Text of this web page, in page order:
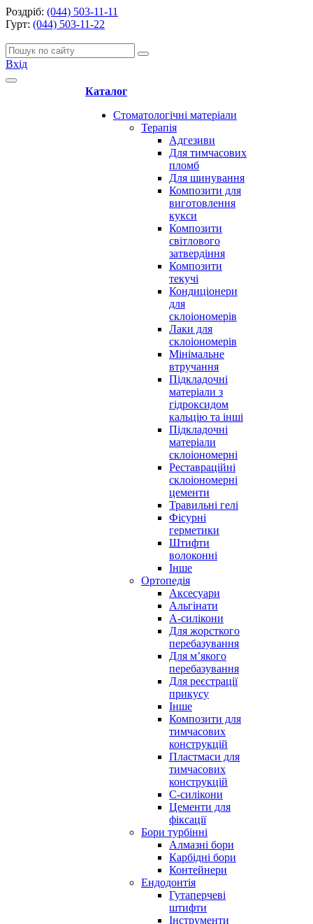
Роздріб: (044) 503-11-11
Гурт: (044) 503-11-22
Вхід
Каталог
Стоматологічні матеріали
Терапія
Адгезиви
Для тимчасових
пломб
Для шинування
Композити для
виготовлення
кукси
Композити
світлового
затвердіння
Композити
текучі
Кондиціонери
для
склоіономерів
Лаки для
склоіономерів
Мінімальне
втручання
Підкладочні
матеріали з
гідроксидом
кальцію та інші
Підкладочні
матеріали
склоіономерні
Реставраційні
склоіономерні
цементи
Травильні гелі
Фісурні
герметики
Штифти
волоконні
Інше
Ортопедія
Аксесуари
Альгінати
А-силікони
Для жорсткого
перебазування
Для м’якого
перебазування
Для реєстрації
прикусу
Інше
Композити для
тимчасових
конструкцій
Пластмаси для
тимчасових
конструкцій
С-силікони
Цементи для
фіксації
Бори турбінні
Алмазні бори
Карбідні бори
Контейнери
Ендодонтія
Гутаперчеві
штифти
Інструменти